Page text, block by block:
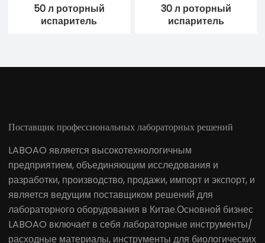
Взрывозащищенный
100 л роторный
испаритель
испаритель
Поставщик профессиональных лабораторных решений